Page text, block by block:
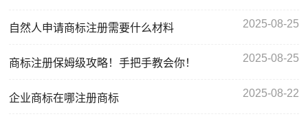
自然人申请商标注册需要什么材料 2025-08-25
商标注册保姆级攻略！手把手教会你！ 2025-08-25
企业商标在哪注册商标 2025-08-22